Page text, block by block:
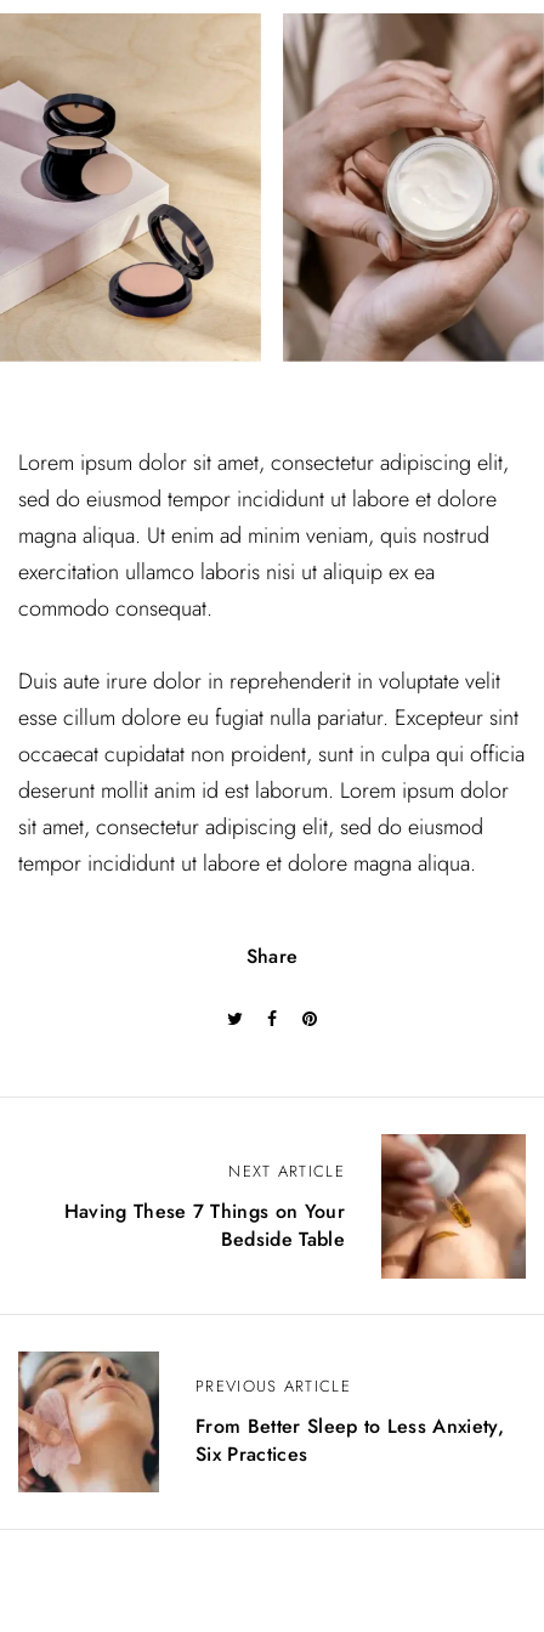
Lorem ipsum dolor sit amet, consectetur adipiscing elit,
sed do eiusmod tempor incididunt ut labore et dolore
magna aliqua. Ut enim ad minim veniam, quis nostrud
exercitation ullamco laboris nisi ut aliquip ex ea
commodo consequat.
Duis aute irure dolor in reprehenderit in voluptate velit
esse cillum dolore eu fugiat nulla pariatur. Excepteur sint
occaecat cupidatat non proident, sunt in culpa qui officia
deserunt mollit anim id est laborum. Lorem ipsum dolor
sit amet, consectetur adipiscing elit, sed do eiusmod
tempor incididunt ut labore et dolore magna aliqua.
Share
a
z
i
PREVIOUS ARTICLE
From Better Sleep to Less Anxiety,
Six Practices
NEXT ARTICLE
Having These 7 Things on Your
Bedside Table